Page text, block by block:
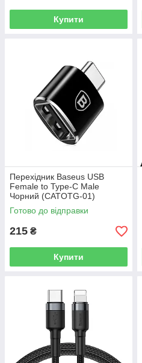
Купити
Перехідник Baseus USB
Female to Type-C Male
Чорний (CATOTG-01)
Готово до відправки
215 ₴
Купити